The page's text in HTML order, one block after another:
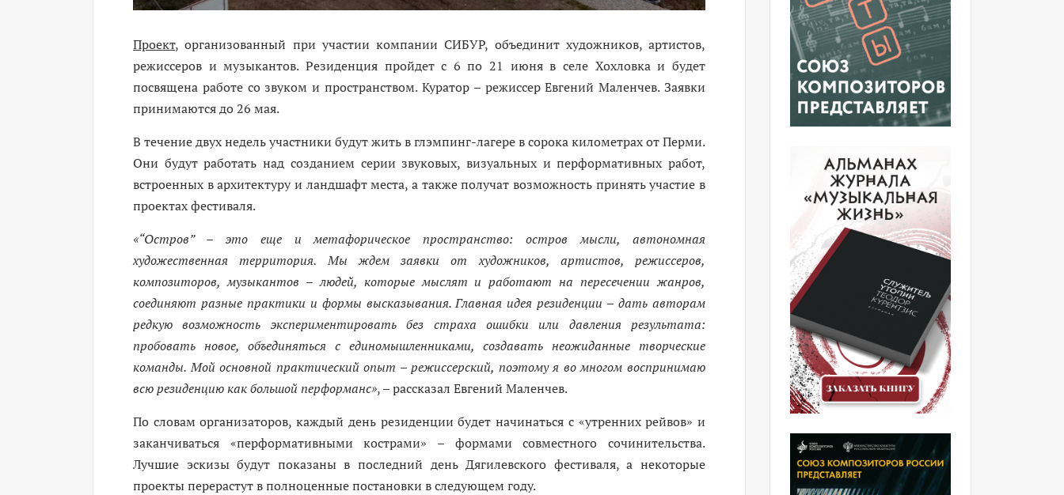
Проект, организованный при участии компании СИБУР, объединит художников, артистов,
режиссеров и музыкантов. Резиденция пройдет с 6 по 21 июня в селе Хохловка и будет
посвящена работе со звуком и пространством. Куратор – режиссер Евгений Маленчев. Заявки
принимаются до 26 мая.
В течение двух недель участники будут жить в глэмпинг-лагере в сорока километрах от Перми.
Они будут работать над созданием серии звуковых, визуальных и перформативных работ,
встроенных в архитектуру и ландшафт места, а также получат возможность принять участие в
проектах фестиваля.
«“Остров” –это еще и метафорическое пространство: остров мысли, автономная
художественная территория. Мы ждем заявки от художников, артистов, режиссеров,
композиторов, музыкантов –людей, которые мыслят и работают на пересечении жанров,
соединяют разные практики и формы высказывания. Главная идея резиденции – дать авторам
редкую возможность экспериментировать без страха ошибки или давления результата:
пробовать новое, объединяться с единомышленниками, создавать неожиданные творческие
команды. Мой основной практический опыт –режиссерский, поэтому я во многом воспринимаю
всю резиденцию как большой перформанс», – рассказал Евгений Маленчев.
По словам организаторов, каждый день резиденции будет начинаться с «утренних рейвов» и
заканчиваться «перформативными кострами» – формами совместного сочинительства.
Лучшие эскизы будут показаны в последний день Дягилевского фестиваля, а некоторые
проекты перерастут в полноценные постановки в следующем году.